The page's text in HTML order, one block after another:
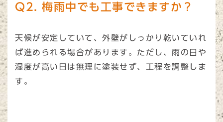
Q2. 梅雨中でも工事できますか？
天候が安定していて、外壁がしっかり乾いていれ
ば進められる場合があります。ただし、雨の日や
湿度が高い日は無理に塗装せず、工程を調整しま
す。